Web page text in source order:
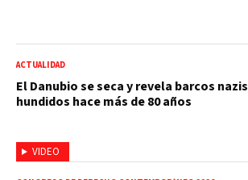
VIDEO
ACTUALIDAD
El Danubio se seca y revela barcos nazis
hundidos hace más de 80 años